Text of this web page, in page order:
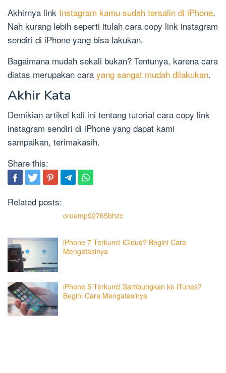
Akhirnya link Instagram kamu sudah tersalin di iPhone.
Nah kurang lebih seperti itulah cara copy link instagram
sendiri di iPhone yang bisa lakukan.
Bagaimana mudah sekali bukan? Tentunya, karena cara
diatas merupakan cara yang sangat mudah dilakukan.
Akhir Kata
Demikian artikel kali ini tentang tutorial cara copy link
instagram sendiri di iPhone yang dapat kami
sampaikan, terimakasih.
Share this:
Related posts:
oruemp92765bhzc
iPhone 7 Terkunci iCloud? Begini Cara
Mengatasinya
iPhone 5 Terkunci Sambungkan ke iTunes?
Begini Cara Mengatasinya